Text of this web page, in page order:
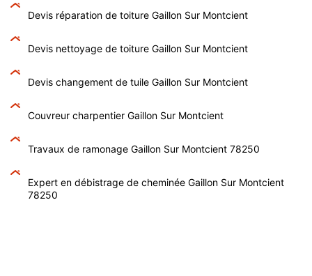
Devis réparation de toiture Gaillon Sur Montcient
Devis nettoyage de toiture Gaillon Sur Montcient
Devis changement de tuile Gaillon Sur Montcient
Couvreur charpentier Gaillon Sur Montcient
Travaux de ramonage Gaillon Sur Montcient 78250
Expert en débistrage de cheminée Gaillon Sur Montcient
78250